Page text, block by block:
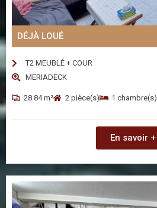
DÉJÀ LOUÉ
T2 MEUBLÉ + COUR
MERIADECK
28.84 m² 2 pièce(s) 1 chambre(s)
En savoir +